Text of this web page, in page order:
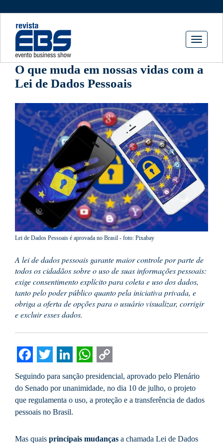
Toggle
O que muda em nossas vidas com a
Lei de Dados Pessoais
Lei de Dados Pessoais é aprovada no Brasil - foto: Pixabay
A lei de dados pessoais garante maior controle por parte de
todos os cidadãos sobre o uso de suas informações pessoais:
exige consentimento explícito para coleta e uso dos dados,
tanto pelo poder público quanto pela iniciativa privada, e
obriga a oferta de opções para o usuário visualizar, corrigir
e excluir esses dados.
Facebook
Twitter
LinkedIn
WhatsApp
Copy
Link
Seguindo para sanção presidencial, aprovado pelo Plenário
do Senado por unanimidade, no dia 10 de julho, o projeto
que regulamenta o uso, a proteção e a transferência de dados
pessoais no Brasil.
Mas quais principais mudanças a chamada Lei de Dados